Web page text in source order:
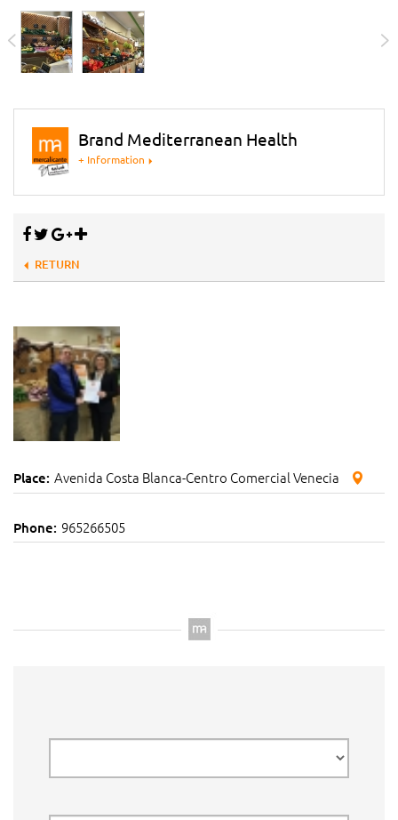
Brand Mediterranean Health
+ Information
RETURN
Place: Avenida Costa Blanca-Centro Comercial Venecia
Phone: 965266505